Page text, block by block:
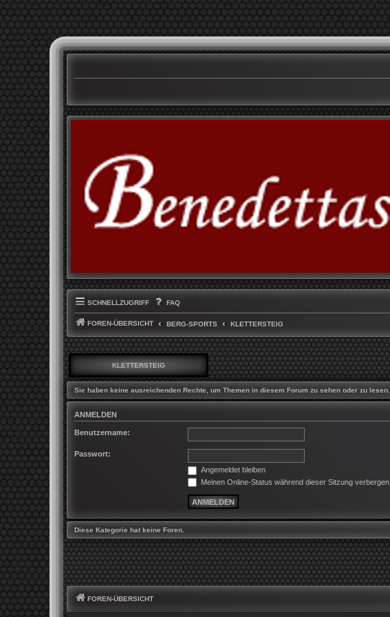
SCHNELLZUGRIFF FAQ
FOREN-ÜBERSICHT BERG-SPORTS KLETTERSTEIG
KLETTERSTEIG
Sie haben keine ausreichenden Rechte, um Themen in diesem Forum zu sehen oder zu lesen.
ANMELDEN
Benutzername:
Passwort:
Angemeldet bleiben
Meinen Online-Status während dieser Sitzung verbergen
Diese Kategorie hat keine Foren.
FOREN-ÜBERSICHT